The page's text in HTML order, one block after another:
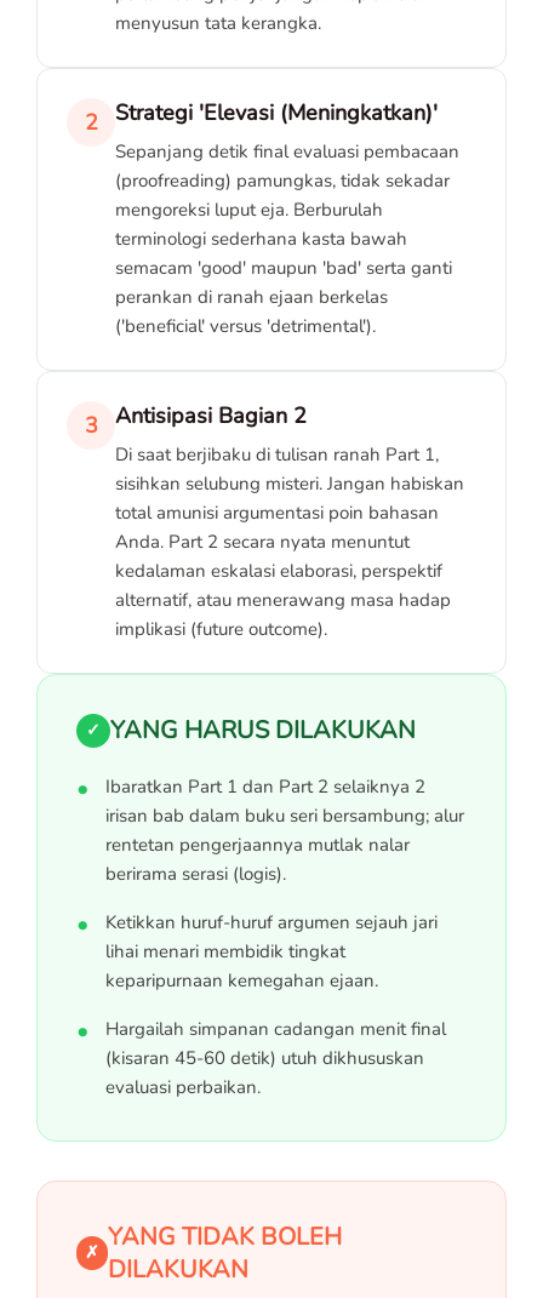
menyusun tata kerangka.
2 Strategi 'Elevasi (Meningkatkan)'
Sepanjang detik final evaluasi pembacaan
(proofreading) pamungkas, tidak sekadar
mengoreksi luput eja. Berburulah
terminologi sederhana kasta bawah
semacam 'good' maupun 'bad' serta ganti
perankan di ranah ejaan berkelas
('beneficial' versus 'detrimental').
3 Antisipasi Bagian 2
Di saat berjibaku di tulisan ranah Part 1,
sisihkan selubung misteri. Jangan habiskan
total amunisi argumentasi poin bahasan
Anda. Part 2 secara nyata menuntut
kedalaman eskalasi elaborasi, perspektif
alternatif, atau menerawang masa hadap
implikasi (future outcome).
✓ YANG HARUS DILAKUKAN
Ibaratkan Part 1 dan Part 2 selaiknya 2
irisan bab dalam buku seri bersambung; alur
rentetan pengerjaannya mutlak nalar
berirama serasi (logis).
Ketikkan huruf-huruf argumen sejauh jari
lihai menari membidik tingkat
keparipurnaan kemegahan ejaan.
Hargailah simpanan cadangan menit final
(kisaran 45-60 detik) utuh dikhususkan
evaluasi perbaikan.
✗ YANG TIDAK BOLEH
DILAKUKAN